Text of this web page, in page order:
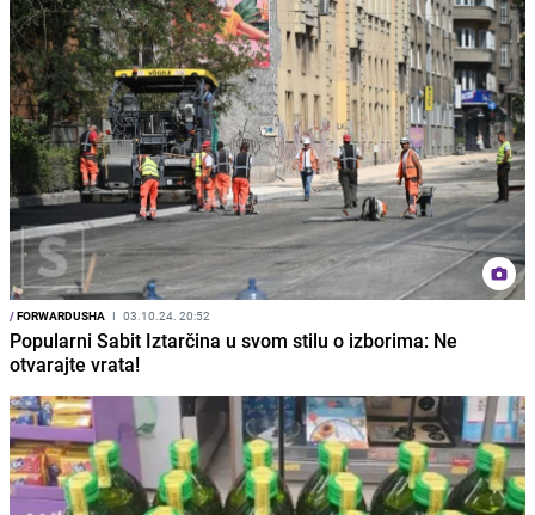
/FORWARDUSHA I 03.10.24. 20:52
Popularni Sabit Iztarčina u svom stilu o izborima: Ne
otvarajte vrata!